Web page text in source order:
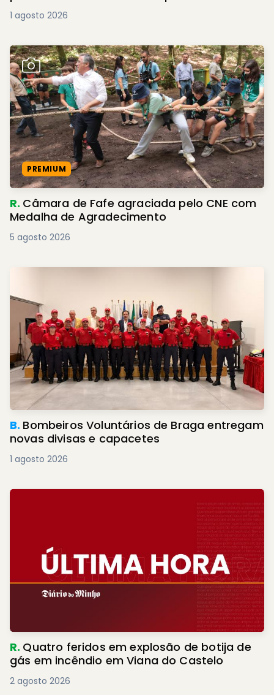
1 agosto 2026
PREMIUM
R. Câmara de Fafe agraciada pelo CNE com
Medalha de Agradecimento
5 agosto 2026
B. Bombeiros Voluntários de Braga entregam
novas divisas e capacetes
1 agosto 2026
R. Quatro feridos em explosão de botija de
gás em incêndio em Viana do Castelo
2 agosto 2026